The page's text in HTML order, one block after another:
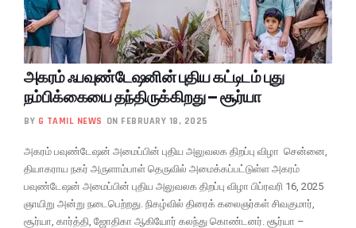
அகரம் ஃபவுண்டேஷனின் புதிய கட்டிடம் புது
நம்பிக்கையை தந்திருக்கிறது – சூர்யா
BY G TAMIL NEWS ON FEBRUARY 18, 2025
அகரம் பவுண்டேஷன் அமைப்பின் புதிய அலுவலக திறப்பு விழா சென்னை,
தியாகராய நகர் அருளாம்பாள் தெருவில் அமைக்கப்பட்டுள்ள அகரம்
பவுண்டேஷன் அமைப்பின் புதிய அலுவலக திறப்பு விழா பிப்ரவரி 16, 2025
ஞாயிறு அன்று நடைபெற்றது. நிகழ்வில் திரைக் கலைஞர்கள் சிவகுமார்,
சூர்யா, கார்த்தி, ஜோதிகா ஆகியோர் கலந்து கொண்டனர். சூர்யா –